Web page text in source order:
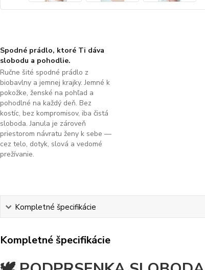
Spodné prádlo, ktoré Ti dáva
slobodu a pohodlie.
Ručne šité spodné prádlo z
biobavlny a jemnej krajky. Jemné k
pokožke, ženské na pohľad a
pohodlné na každý deň. Bez
kostíc, bez kompromisov, iba čistá
sloboda. Janula je zároveň
priestorom návratu ženy k sebe —
cez telo, dotyk, slová a vedomé
prežívanie.
Kompletné špecifikácie
Kompletné špecifikácie